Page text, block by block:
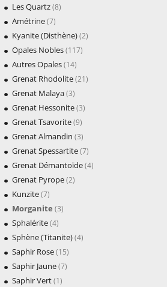
Les Quartz(8)
Amétrine(7)
Kyanite (Disthène)(2)
Opales Nobles(117)
Autres Opales(14)
Grenat Rhodolite(21)
Grenat Malaya(3)
Grenat Hessonite(3)
Grenat Tsavorite(9)
Grenat Almandin (3)
Grenat Spessartite(7)
Grenat Démantoïde(4)
Grenat Pyrope(2)
Kunzite(7)
Morganite (3)
Sphalérite(4)
Sphène (Titanite)(4)
Saphir Rose(15)
Saphir Jaune(7)
Saphir Vert(1)